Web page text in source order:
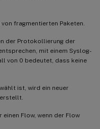
fragmentierten Paketen.
der Protokollierung der
mit einem Syslog-
von 0 bedeutet, dass keine
ist, wird ein neuer
Flow, wenn der Flow